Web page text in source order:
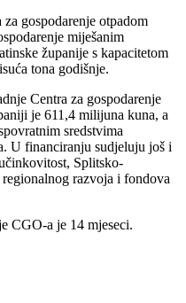
gospodarenje otpadom
miješanim
županije s kapacitetom
tona godišnje.
Centra za gospodarenje
je 611,4 milijuna kuna, a
sredstvima
U financiranju sudjeluju još i
Splitsko-
razvoja i fondova
CGO-a je 14 mjeseci.